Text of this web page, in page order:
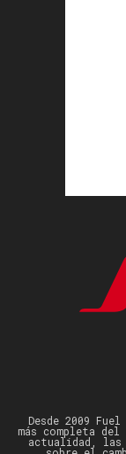
Desde 2009
más completa
actualidad, las